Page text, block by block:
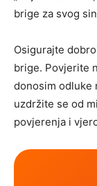
brige za svog
Osigurajte
brige. Povjerite
donosim odluke
uzdržite se od
povjerenja i